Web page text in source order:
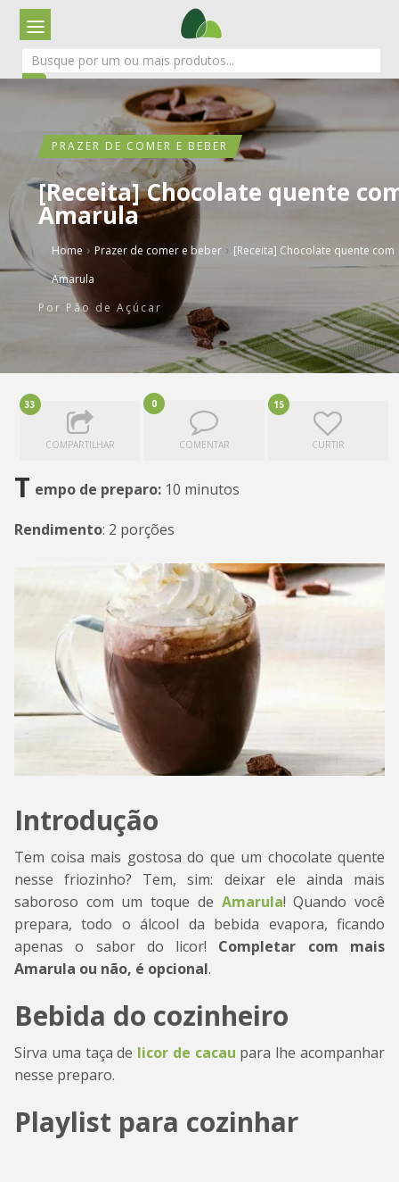
PRAZER DE COMER E BEBER
[Receita] Chocolate quente
Amarula
Home › Prazer de comer e beber › [Receita] Chocolate quente com
Amarula
Por Pão de Açúcar
33
COMPARTILHAR
0
COMENTAR
15
CURTIR
T empo de preparo: 10 minutos
Rendimento: 2 porções
Introdução
Tem coisa mais gostosa do que um chocolate quente
nesse friozinho? Tem, sim: deixar ele ainda mais
saboroso com um toque de Amarula! Quando você
prepara, todo o álcool da bebida evapora, ficando
apenas o sabor do licor! Completar com mais
Amarula ou não, é opcional.
Bebida do cozinheiro
Sirva uma taça de licor de cacau para lhe acompanhar
nesse preparo.
Playlist para cozinhar